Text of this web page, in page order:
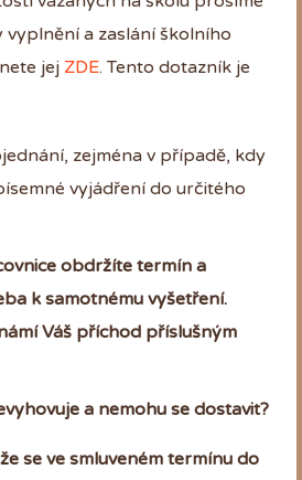
vyplnění a zaslání školního
jej ZDE. Tento dotazník je
zejména v případě, kdy
vyjádření do určitého
obdržíte termín a
k samotnému vyšetření.
Váš příchod příslušným
a nemohu se dostavit?
se ve smluveném termínu do